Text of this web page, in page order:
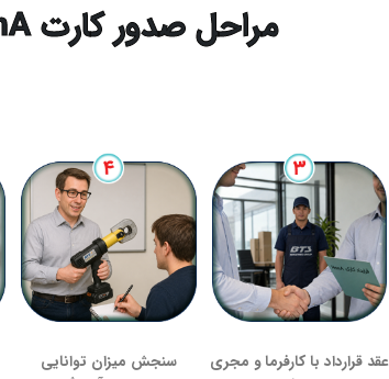
مراحل صدور کارت HomA
عقد قرارداد با کارفرما و مجری
سنجش میزان توانایی